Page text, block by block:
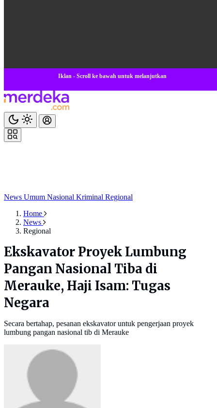
Iklan - Scroll ke bawah untuk melanjutkan
News Umum Nasional Kriminal Regional
Home
News
Regional
Ekskavator Proyek Lumbung
Pangan Nasional Tiba di
Merauke, Haji Isam: Tugas
Negara
Secara bertahap, pesanan ekskavator untuk pengerjaan proyek
lumbung pangan nasional tib di Merauke